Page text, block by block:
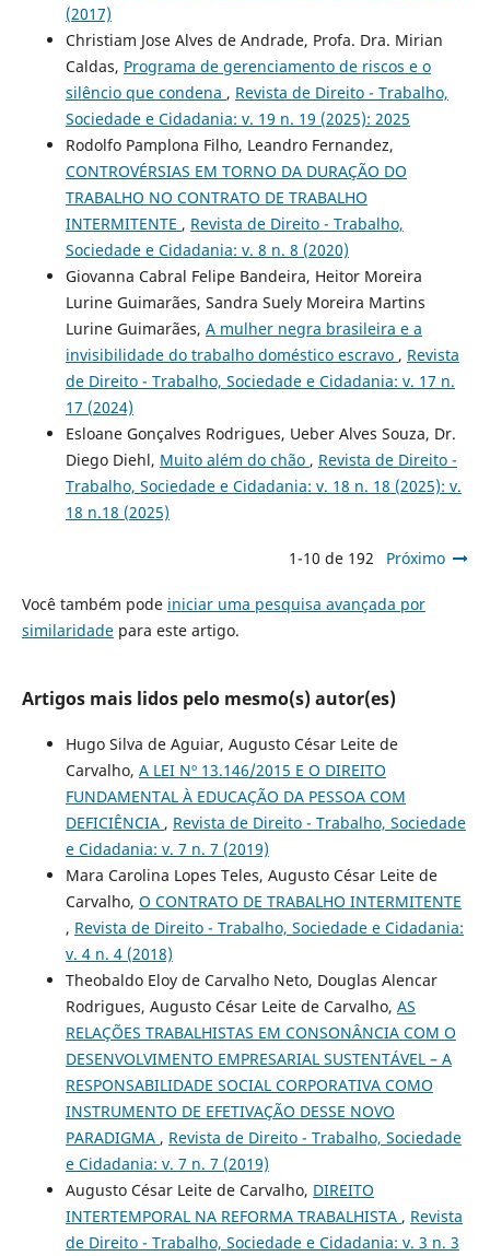
(2017)
Christiam Jose Alves de Andrade, Profa. Dra. Mirian
Caldas, Programa de gerenciamento de riscos e o
silêncio que condena , Revista de Direito - Trabalho,
Sociedade e Cidadania: v. 19 n. 19 (2025): 2025
Rodolfo Pamplona Filho, Leandro Fernandez,
CONTROVÉRSIAS EM TORNO DA DURAÇÃO DO
TRABALHO NO CONTRATO DE TRABALHO
INTERMITENTE , Revista de Direito - Trabalho,
Sociedade e Cidadania: v. 8 n. 8 (2020)
Giovanna Cabral Felipe Bandeira, Heitor Moreira
Lurine Guimarães, Sandra Suely Moreira Martins
Lurine Guimarães, A mulher negra brasileira e a
invisibilidade do trabalho doméstico escravo , Revista
de Direito - Trabalho, Sociedade e Cidadania: v. 17 n.
17 (2024)
Esloane Gonçalves Rodrigues, Ueber Alves Souza, Dr.
Diego Diehl, Muito além do chão , Revista de Direito -
Trabalho, Sociedade e Cidadania: v. 18 n. 18 (2025): v.
18 n.18 (2025)
1-10 de 192 Próximo
Você também pode iniciar uma pesquisa avançada por
similaridadepara este artigo.
Artigos mais lidos pelo mesmo(s) autor(es)
Hugo Silva de Aguiar, Augusto César Leite de
Carvalho, A LEI Nº 13.146/2015 E O DIREITO
FUNDAMENTAL À EDUCAÇÃO DA PESSOA COM
DEFICIÊNCIA , Revista de Direito - Trabalho, Sociedade
e Cidadania: v. 7 n. 7 (2019)
Mara Carolina Lopes Teles, Augusto César Leite de
Carvalho, O CONTRATO DE TRABALHO INTERMITENTE
, Revista de Direito - Trabalho, Sociedade e Cidadania:
v. 4 n. 4 (2018)
Theobaldo Eloy de Carvalho Neto, Douglas Alencar
Rodrigues, Augusto César Leite de Carvalho, AS
RELAÇÕES TRABALHISTAS EM CONSONÂNCIA COM O
DESENVOLVIMENTO EMPRESARIAL SUSTENTÁVEL – A
RESPONSABILIDADE SOCIAL CORPORATIVA COMO
INSTRUMENTO DE EFETIVAÇÃO DESSE NOVO
PARADIGMA , Revista de Direito - Trabalho, Sociedade
e Cidadania: v. 7 n. 7 (2019)
Augusto César Leite de Carvalho, DIREITO
INTERTEMPORAL NA REFORMA TRABALHISTA , Revista
de Direito - Trabalho, Sociedade e Cidadania: v. 3 n. 3